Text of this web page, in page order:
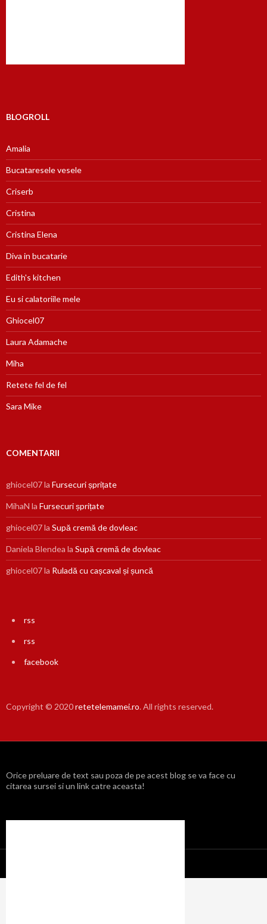
BLOGROLL
Amalia
Bucataresele vesele
Criserb
Cristina
Cristina Elena
Diva in bucatarie
Edith's kitchen
Eu si calatoriile mele
Ghiocel07
Laura Adamache
Miha
Retete fel de fel
Sara Mike
COMENTARII
ghiocel07la Fursecuri șprițate
MihaN la Fursecuri șprițate
ghiocel07la Supă cremă de dovleac
Daniela Blendea la Supă cremă de dovleac
ghiocel07la Ruladă cu cașcaval și șuncă
rss
rss
facebook
Copyright © 2020retetelemamei.ro. All rights reserved.
Orice preluare de text sau poza de pe acest blog se va face cu
citarea sursei si un link catre aceasta!